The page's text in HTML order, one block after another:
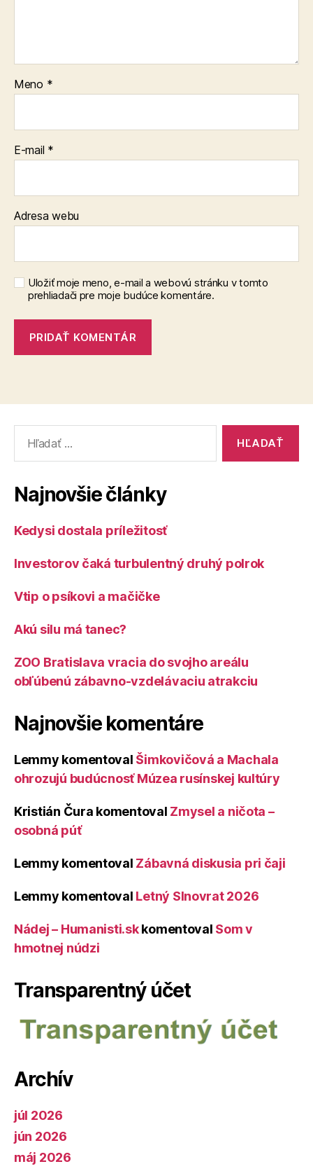
Meno *
E-mail *
Adresa webu
Uložiť moje meno, e-mail a webovú stránku v tomto
prehliadači pre moje budúce komentáre.
Najnovšie články
Kedysi dostala príležitosť
Investorov čaká turbulentný druhý polrok
Vtip o psíkovi a mačičke
Akú silu má tanec?
ZOO Bratislava vracia do svojho areálu
obľúbenú zábavno-vzdelávaciu atrakciu
Najnovšie komentáre
Lemmy komentoval Šimkovičová a Machala
ohrozujú budúcnosť Múzea rusínskej kultúry
Kristián Čura komentoval Zmysel a ničota –
osobná púť
Lemmy komentoval Zábavná diskusia pri čaji
Lemmy komentoval Letný Slnovrat 2026
Nádej – Humanisti.skkomentoval Som v
hmotnej núdzi
Transparentný účet
Archív
júl 2026
jún 2026
máj 2026